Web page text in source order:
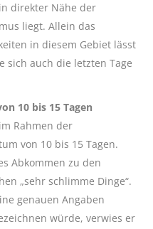
direkter Nähe der
liegt. Allein das
in diesem Gebiet lässt
sich auch die letzten Tage
10 bis 15 Tagen
Rahmen der
von 10 bis 15 Tagen.
Abkommen zu den
„sehr schlimme Dinge“.
genauen Angaben
würde, verwies er